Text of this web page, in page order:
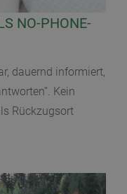
NO-PHONE-
dauernd informiert,
Kein
Rückzugsort